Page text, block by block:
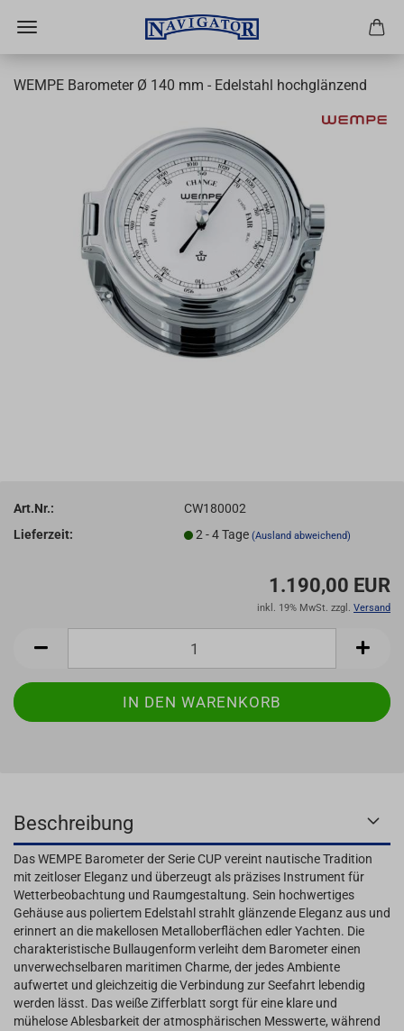
WEMPE Barometer Ø 140 mm - Edelstahl hochglänzend
Art.Nr.:
CW180002
Lieferzeit:
2 - 4 Tage(Ausland abweichend)
1.190,00 EUR
inkl. 19% MwSt. zzgl. Versand
Beschreibung
Das WEMPE Barometer der Serie CUP vereint nautische Tradition
mit zeitloser Eleganz und überzeugt als präzises Instrument für
Wetterbeobachtung und Raumgestaltung. Sein hochwertiges
Gehäuse aus poliertem Edelstahl strahlt glänzende Eleganz aus und
erinnert an die makellosen Metalloberflächen edler Yachten. Die
charakteristische Bullaugenform verleiht dem Barometer einen
unverwechselbaren maritimen Charme, der jedes Ambiente
aufwertet und gleichzeitig die Verbindung zur Seefahrt lebendig
werden lässt. Das weiße Zifferblatt sorgt für eine klare und
mühelose Ablesbarkeit der atmosphärischen Messwerte, während